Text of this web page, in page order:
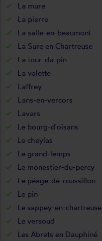
La mure
La pierre
La salle-en-beaumont
La Sure en Chartreuse
La tour-du-pin
La valette
Laffrey
Lans-en-vercors
Lavars
Le bourg-d'oisans
Le cheylas
Le grand-lemps
Le monestier-du-percy
Le péage-de-roussillon
Le pin
Le sappey-en-chartreuse
Le versoud
Les Abrets en Dauphiné